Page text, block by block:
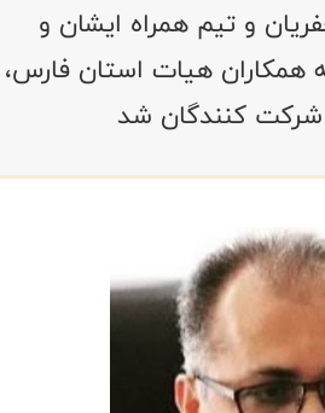
و تیم همراه ایشان و
هیات استان فارس،
کنندگان شد